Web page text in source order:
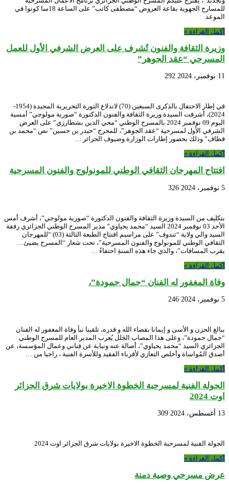
للمسارح الجهوية بقاعة العروض “مصطفى كاتب” على الساعة 18سا كونوا في
الموعد
أكمل القراءة »
وزيرة الثقافة والفنون تُشرف على العرض الشرفي الأول للعمل
المسرحي “عقد الجوهر”
11 نوفمبر، 2024 292
في إطار الاحتفال بالذكرى السبعين (70) لاندلاع الثورة التحريرية المجيدة (1954-
2024)، أشرفت السيدة وزيرة الثقافة والفنون الدكتورة “صورية مولوجي” أمسية
اليوم 09 نوفمبر 2024 بالمسرح الوطني “محي الدين بشطارزي” على العرض
الشرفي الأول لمسرحية “عقد الجوهر”، للمخرج “حيدر بن حسين” نص “محمد بن
قطاف” وذلك بحضور إطارات الوزارة وضيوف الجزائر …
أكمل القراءة »
افتتاح المهرجان الثقافي الوطني للمونولوج والفنون المسرحية
5 نوفمبر، 2024 326
بتكليف من السيدة وزيرة الثقافة والفنون الدكتورة “صورية مولوجي”، أشرف أمس
الأحد 03 نوفمبر 2024 السيد “محمد يحياوي” مدير المسرح الوطني الجزائري رفقة
السيد والي ولاية “تندوف” على مراسيم افتتاح الطبعة الثالثة (03) “للمهرجان
الثقافي الوطني للمونولوج والفنون المسرحية”، تحت شعار “المسرح يضيئ…
يقرب المسافات”، والذي جاء هذه السنةِ احتفاءً …
أكمل القراءة »
وفاة المغفور له الفنان “جمال حمودة”،
5 نوفمبر، 2024 246
ببالغ الحزن و الأسى و إيمانا بقضاء الله و قدره، تلقينا نبأ وفاة المغفور له الفنان
“جمال حمودة”، وعلى هذا المصاب الجَلل يُعرب المدير العام للمسرح الوطني
الجزائري السيد “محمد يحياوي”، أصالة عنه ونيابة عن فناني وعمال المؤسسة، عن
أصدق المُواساة وأخلص التعازي لأقرباء الفقيد وللأسرة الفنية ، راجيا من …
أكمل القراءة »
الجولة الفنية لمسرحبة الخطوة الاخيرة بولايات شرق الجزائر
اوت 2024
13 أغسطس، 2024 309
الجولة الفنية لمسرحبة الخطوة الاخيرة بولايات شرق الجزائر اوت 2024
أكمل القراءة »
عرض مسرحي وصية دمنة